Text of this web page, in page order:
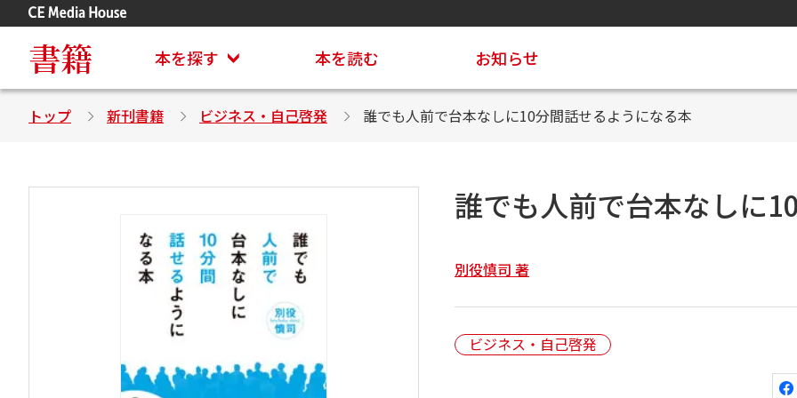
書籍 本を探す 本を読む お知らせ
トップ 新刊書籍 ビジネス・自己啓発 誰でも人前で台本なしに10分間話せるようになる本
誰でも人前で台本なしに
別役慎司 著
ビジネス・自己啓発